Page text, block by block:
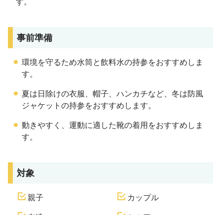
事前準備
環境を守るため水筒と飲料水の持参をおすすめしま
す。
夏は日除けの衣服、帽子、ハンカチなど、冬は防風
ジャケットの持参をおすすめします。
動きやすく、運動に適した靴の着用をおすすめしま
す。
対象
親子
カップル